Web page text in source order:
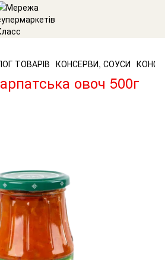
ТОВАРІВ КОНСЕРВИ, СОУСИ
овоч 500г